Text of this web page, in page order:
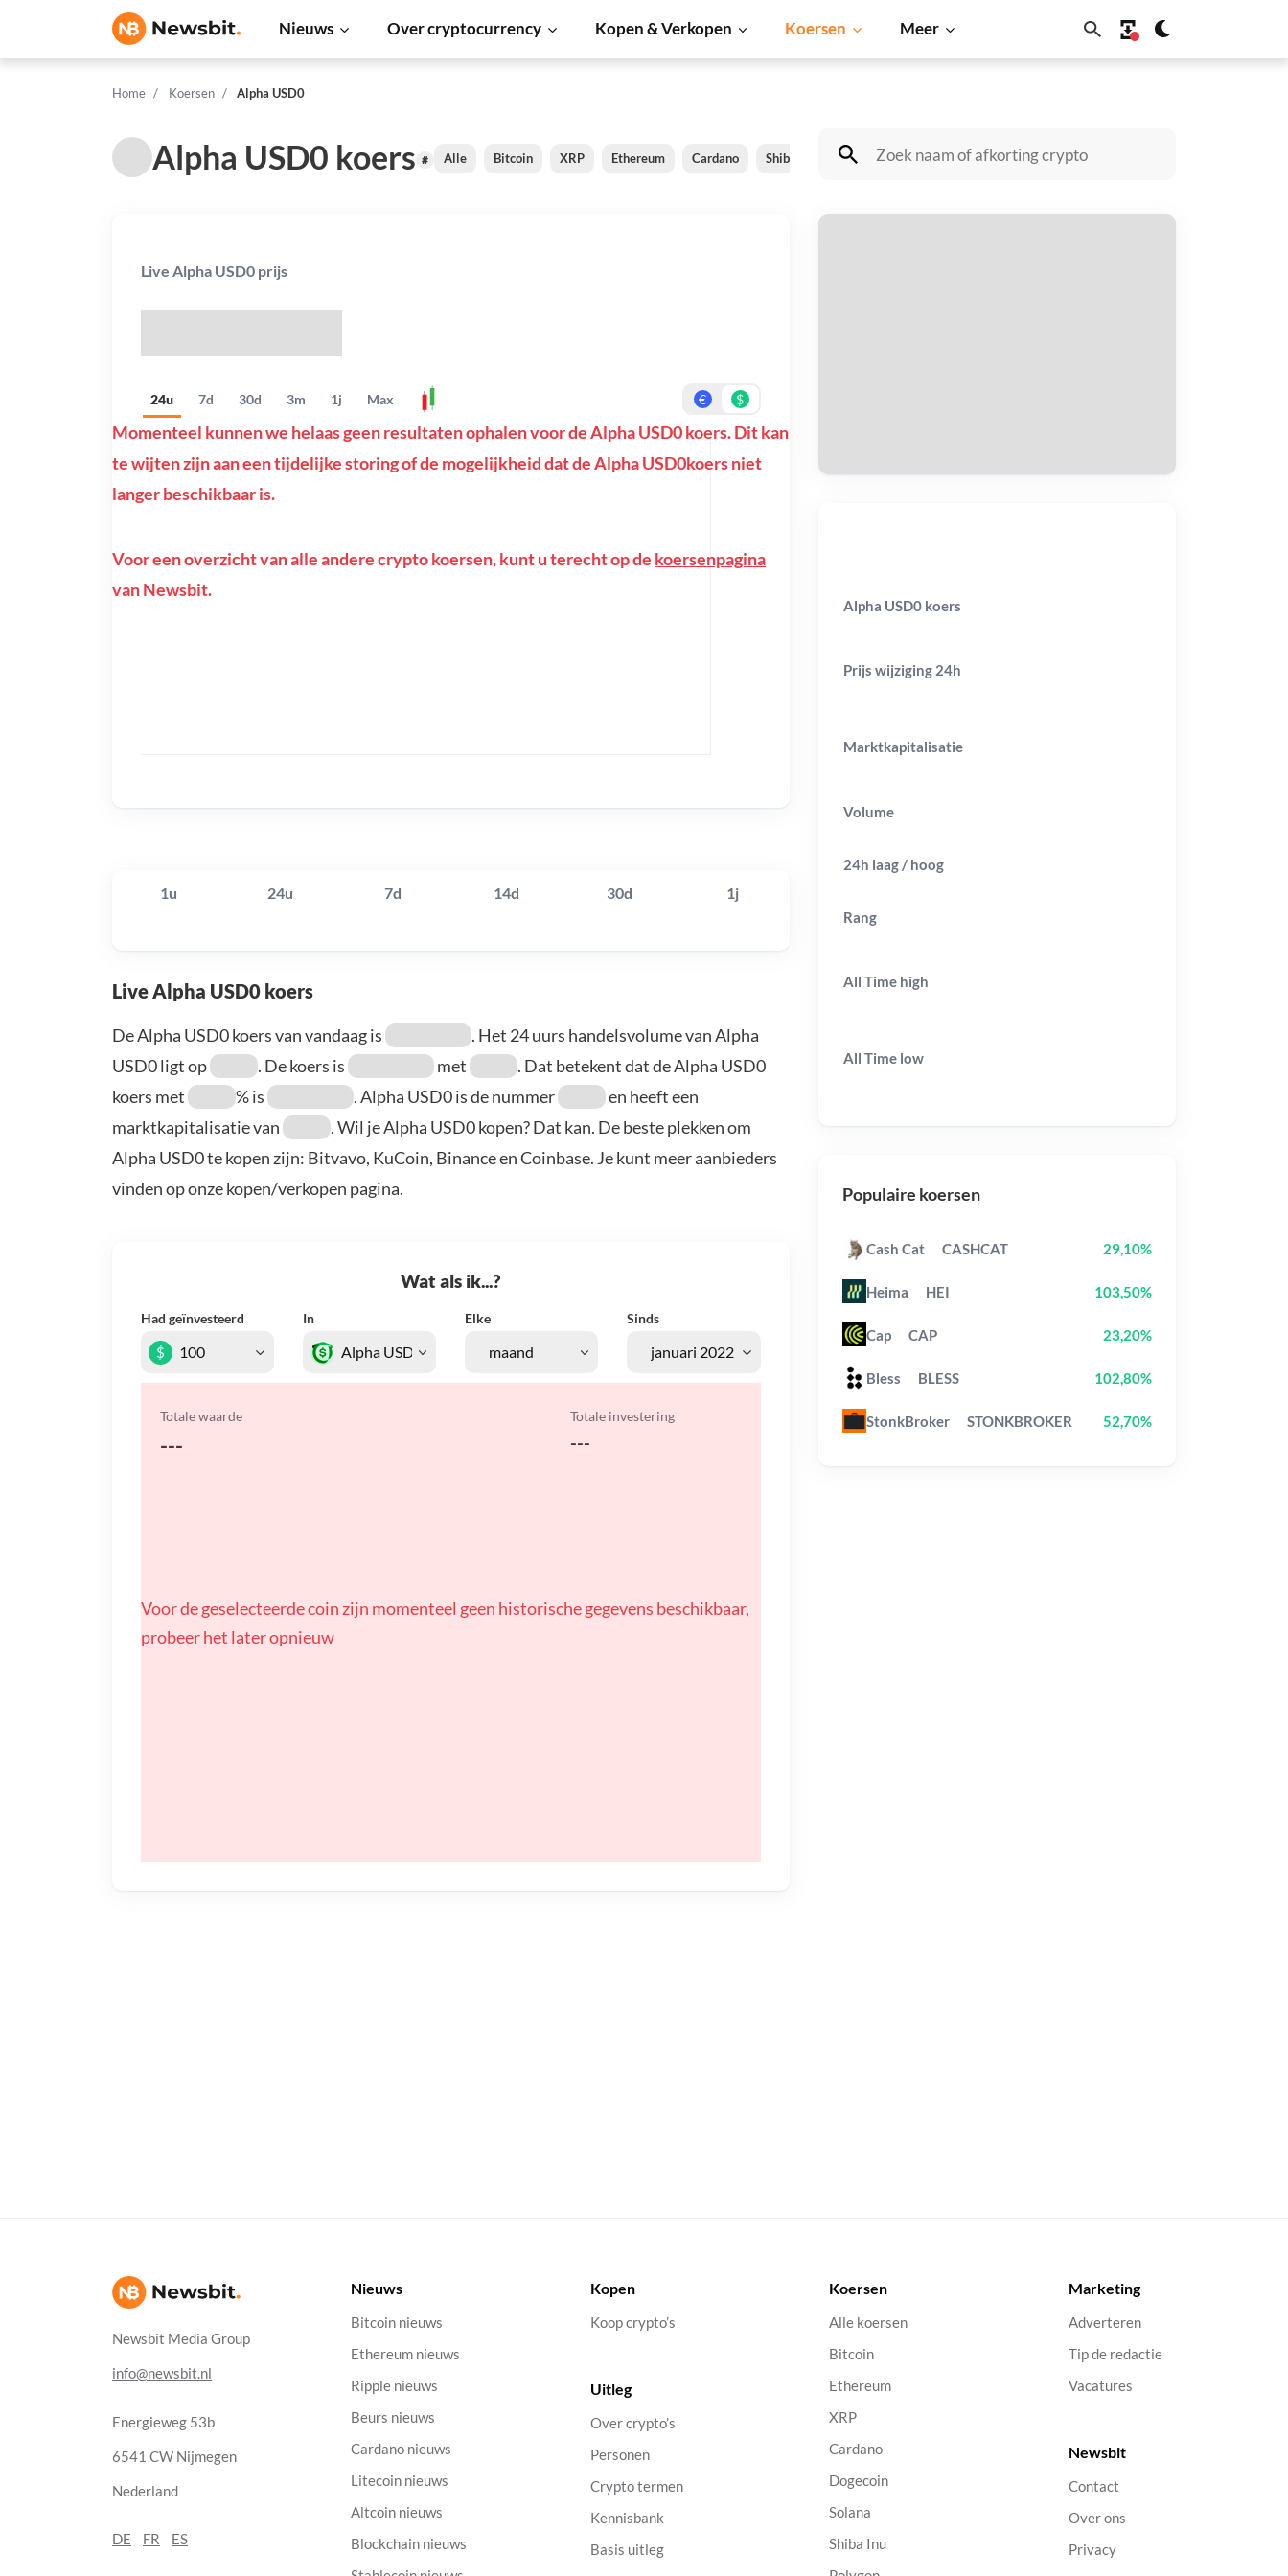
Nieuws Over cryptocurrency Kopen & Verkopen Koersen Meer
Home Koersen Alpha USD0
Alpha USD0 koers # Alle Bitcoin XRP Ethereum Cardano Shiba Inu Dogecoin Solana BNB
Live Alpha USD0 prijs
24u 7d 30d 3m 1j Max € $
Momenteel kunnen we helaas geen resultaten ophalen voor de Alpha USD0 koers. Dit kan
te wijten zijn aan een tijdelijke storing of de mogelijkheid dat de Alpha USD0koers niet
langer beschikbaar is.
Voor een overzicht van alle andere crypto koersen, kunt u terecht op de koersenpagina
van Newsbit.
1u 24u 7d 14d 30d 1j
Live Alpha USD0 koers
De Alpha USD0 koers van vandaag is
. Het 24 uurs handelsvolume van Alpha
USD0 ligt op
. De koers is met
. Dat betekent dat de Alpha USD0
koers met
% is . Alpha USD0 is de nummer
en heeft een
marktkapitalisatie van
. Wil je Alpha USD0 kopen? Dat kan. De beste plekken om
Alpha USD0 te kopen zijn: Bitvavo, KuCoin, Binance en Coinbase. Je kunt meer aanbieders
vinden op onze kopen/verkopen pagina.
Wat als ik...?
Had geïnvesteerd In Elke Sinds
$
Totale waarde
---
Totale investering
---
Voor de geselecteerde coin zijn momenteel geen historische gegevens beschikbaar,
probeer het later opnieuw
Alpha USD0 koers
Prijs wijziging 24h
Marktkapitalisatie
Volume
24h laag / hoog
Rang
All Time high
All Time low
Populaire koersen
Cash Cat CASHCAT 29,10%
Heima HEI 103,50%
Cap CAP 23,20%
Bless BLESS 102,80%
StonkBroker STONKBROKER 52,70%
Newsbit Media Group
info@newsbit.nl
Energieweg 53b
6541 CW Nijmegen
Nederland
DE FR ES
Nieuws
Bitcoin nieuws
Ethereum nieuws
Ripple nieuws
Beurs nieuws
Cardano nieuws
Litecoin nieuws
Altcoin nieuws
Blockchain nieuws
Kopen
Koop crypto’s
Uitleg
Over crypto’s
Personen
Crypto termen
Kennisbank
Basis uitleg
Koersen
Alle koersen
Bitcoin
Ethereum
XRP
Cardano
Dogecoin
Solana
Shiba Inu
Marketing
Adverteren
Tip de redactie
Vacatures
Newsbit
Contact
Over ons
Privacy